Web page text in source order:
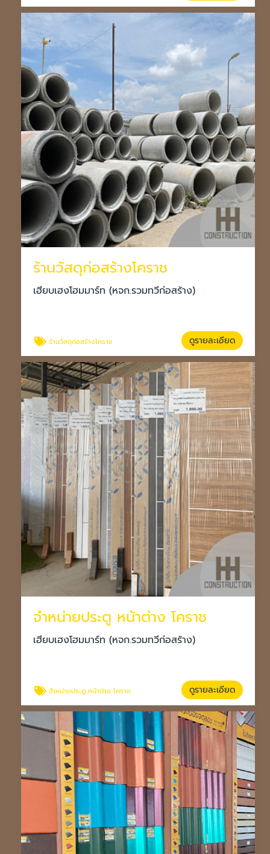
ร้านวัสดุก่อสร้างโคราช
เฮียบเฮงโฮมมาร์ท (หจก.รวมทวีก่อสร้าง)
ร้านวัสดุก่อสร้างโคราช ดูรายละเอียด
จำหน่ายประตู หน้าต่าง โคราช
เฮียบเฮงโฮมมาร์ท (หจก.รวมทวีก่อสร้าง)
จำหน่ายประตู หน้าต่าง โคราช ดูรายละเอียด